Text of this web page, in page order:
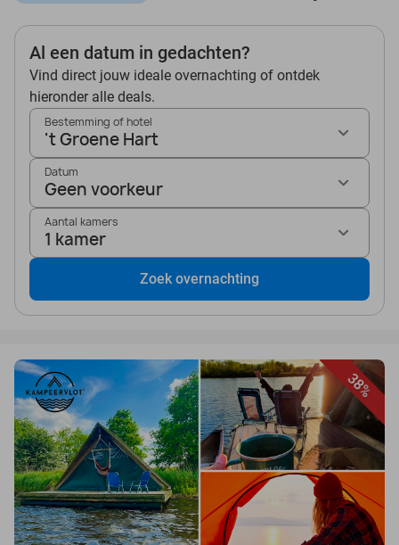
Al een datum in gedachten?
Vind direct jouw ideale overnachting of ontdek
hieronder alle deals.
Bestemming of hotel
't Groene Hart
Datum
Geen voorkeur
Aantal kamers
1 kamer
Zoek overnachting
38%